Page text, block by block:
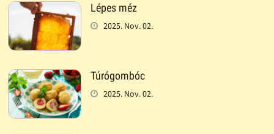
Lépes méz
2025. Nov. 02.
Túrógombóc
2025. Nov. 02.